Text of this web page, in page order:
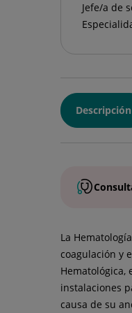
Jefe/a de
Descripción
La
coagulación y
Hematológica,
instalaciones
causa de su